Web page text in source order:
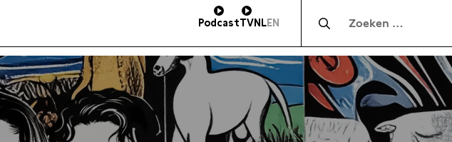
PodcastTVNLEN